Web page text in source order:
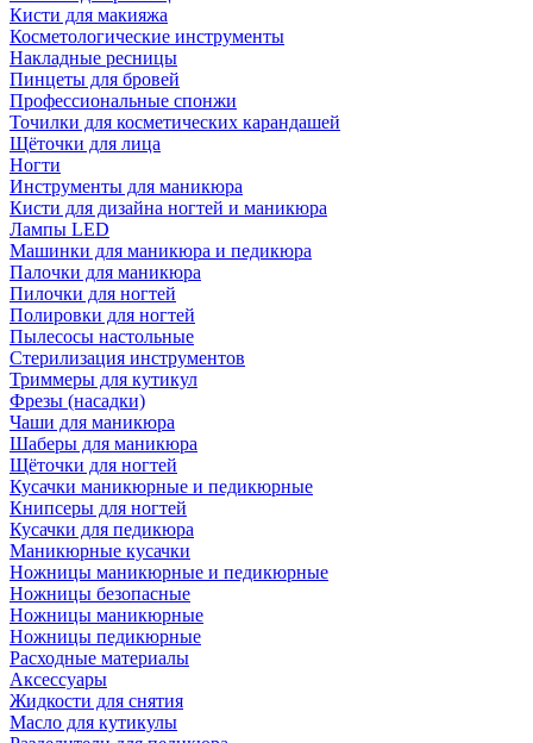
Кисти для макияжа
Косметологические инструменты
Накладные ресницы
Пинцеты для бровей
Профессиональные спонжи
Точилки для косметических карандашей
Щёточки для лица
Ногти
Инструменты для маникюра
Кисти для дизайна ногтей и маникюра
Лампы LED
Машинки для маникюра и педикюра
Палочки для маникюра
Пилочки для ногтей
Полировки для ногтей
Пылесосы настольные
Стерилизация инструментов
Триммеры для кутикул
Фрезы (насадки)
Чаши для маникюра
Шаберы для маникюра
Щёточки для ногтей
Кусачки маникюрные и педикюрные
Книпсеры для ногтей
Кусачки для педикюра
Маникюрные кусачки
Ножницы маникюрные и педикюрные
Ножницы безопасные
Ножницы маникюрные
Ножницы педикюрные
Расходные материалы
Аксессуары
Жидкости для снятия
Масло для кутикулы